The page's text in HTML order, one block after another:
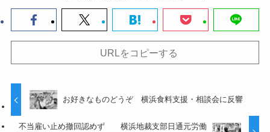
URLをコピーする
お好きなものどうぞ 横浜食料支援・相談会に反響
不当雇い止め撤回認めず 横浜地裁支部日通元労働